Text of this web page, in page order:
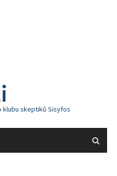
klubu skeptiků Sisyfos